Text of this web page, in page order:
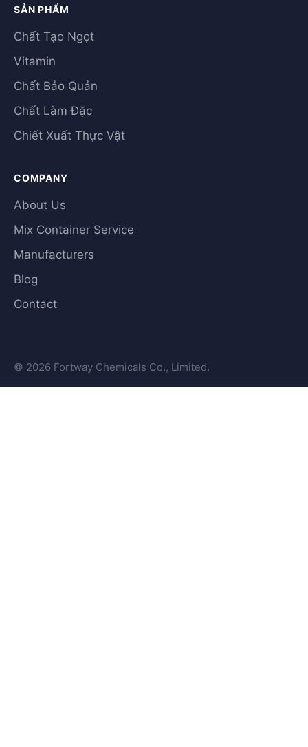
SẢN PHẨM
Chất Tạo Ngọt
Vitamin
Chất Bảo Quản
Chất Làm Đặc
Chiết Xuất Thực Vật
COMPANY
About Us
Mix Container Service
Manufacturers
Blog
Contact
© 2026 Fortway Chemicals Co., Limited.